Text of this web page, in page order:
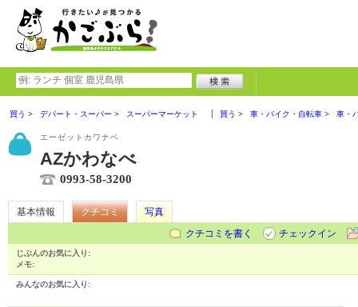
買う デパート・スーパー スーパーマーケット 買う 車・バイク・自転車 車・
エーゼットカワナベ
AZかわなべ
0993-58-3200
基本情報 クチコミ
写真
クチコミを書く
チェックイン
じぶんのお気に入り:
メモ:
みんなのお気に入り: